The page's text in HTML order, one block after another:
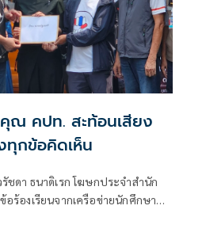
ณ คปท. สะท้อนเสียง
ทุกข้อคิดเห็น
ชดา ธนาดิเรก โฆษกประจำสำนัก
ร้องเรียนจากเครือข่ายนักศึกษา